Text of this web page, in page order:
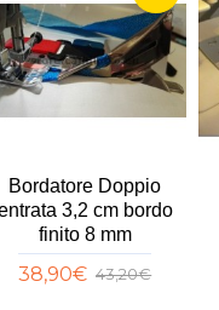
Bordatore Doppio
3,2 cm bordo
finito 8 mm
38,90€ 43,20€